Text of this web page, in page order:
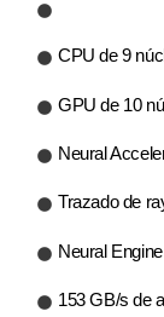
CPU de 9
GPU de 10
Neural
Trazado de
Neural
153 GB/s de